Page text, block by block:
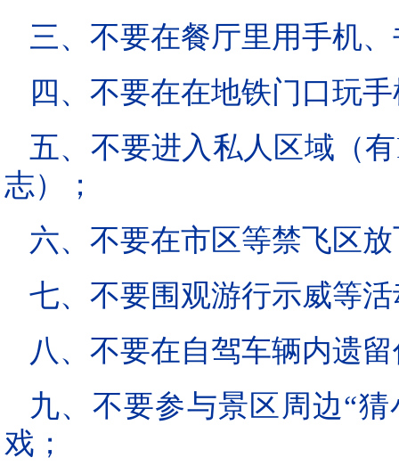
三、不要在餐厅里用手机
四、不要在在地铁门口玩
五、不要进入私人区域（
志）；
六、不要在市区等禁飞区
七、不要围观游行示威等
八、不要在自驾车辆内遗
九、不要参与景区周边“
戏；